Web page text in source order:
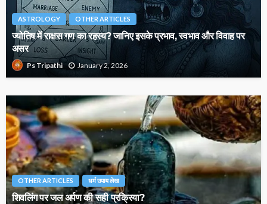
ASTROLOGY OTHER ARTICLES
ज्योतिष में राक्षस गण का रहस्य? जानिए इसके प्रभाव, स्वभाव और विवाह पर
असर
Ps Tripathi January 2, 2026
OTHER ARTICLES धर्म उपाय लेख
शिवलिंग पर जल अर्पण की सही प्रक्रिया?